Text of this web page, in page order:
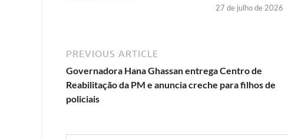
27 de julho de 2026
PREVIOUS ARTICLE
Governadora Hana Ghassan entrega Centro de
Reabilitação da PM e anuncia creche para filhos de
policiais